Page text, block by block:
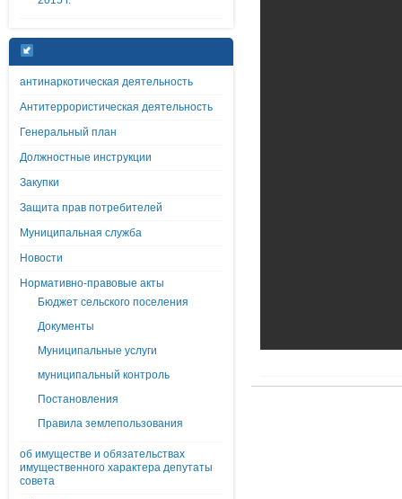
антинаркотическая деятельность
Антитеррористическая деятельность
Генеральный план
Должностные инструкции
Закупки
Защита прав потребителей
Муниципальная служба
Новости
Нормативно-правовые акты
Бюджет сельского поселения
Документы
Муниципальные услуги
муниципальный контроль
Постановления
Правила землепользования
об имуществе и обязательствах
имущественного характера депутаты
совета